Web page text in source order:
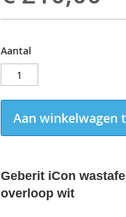
Aantal
Aan winkelwagen
Geberit iCon
overloop wit